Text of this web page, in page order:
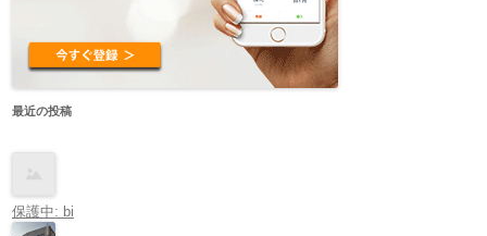
最近の投稿
保護中: bi